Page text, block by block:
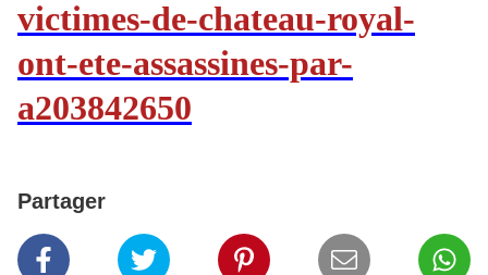
victimes-de-chateau-royal-
ont-ete-assassines-par-
a203842650
Partager